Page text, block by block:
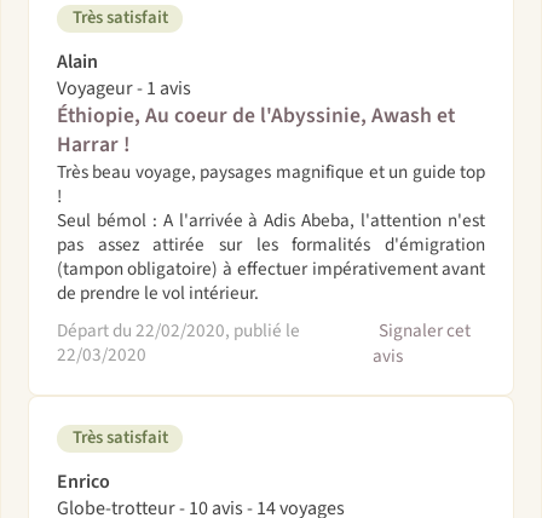
Très satisfait
Alain
Voyageur - 1 avis
Éthiopie, Au coeur de l'Abyssinie, Awash et
Harrar !
Très beau voyage, paysages magnifique et un guide top
!
Seul bémol : A l'arrivée à Adis Abeba, l'attention n'est
pas assez attirée sur les formalités d'émigration
(tampon obligatoire) à effectuer impérativement avant
de prendre le vol intérieur.
Départ du 22/02/2020, publié le
22/03/2020
Signaler cet
avis
Très satisfait
Enrico
Globe-trotteur - 10 avis - 14 voyages